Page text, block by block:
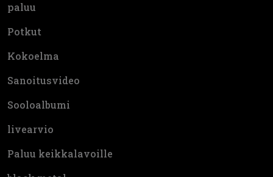
paluu
Potkut
Kokoelma
Sanoitusvideo
Sooloalbumi
livearvio
Paluu keikkalavoille